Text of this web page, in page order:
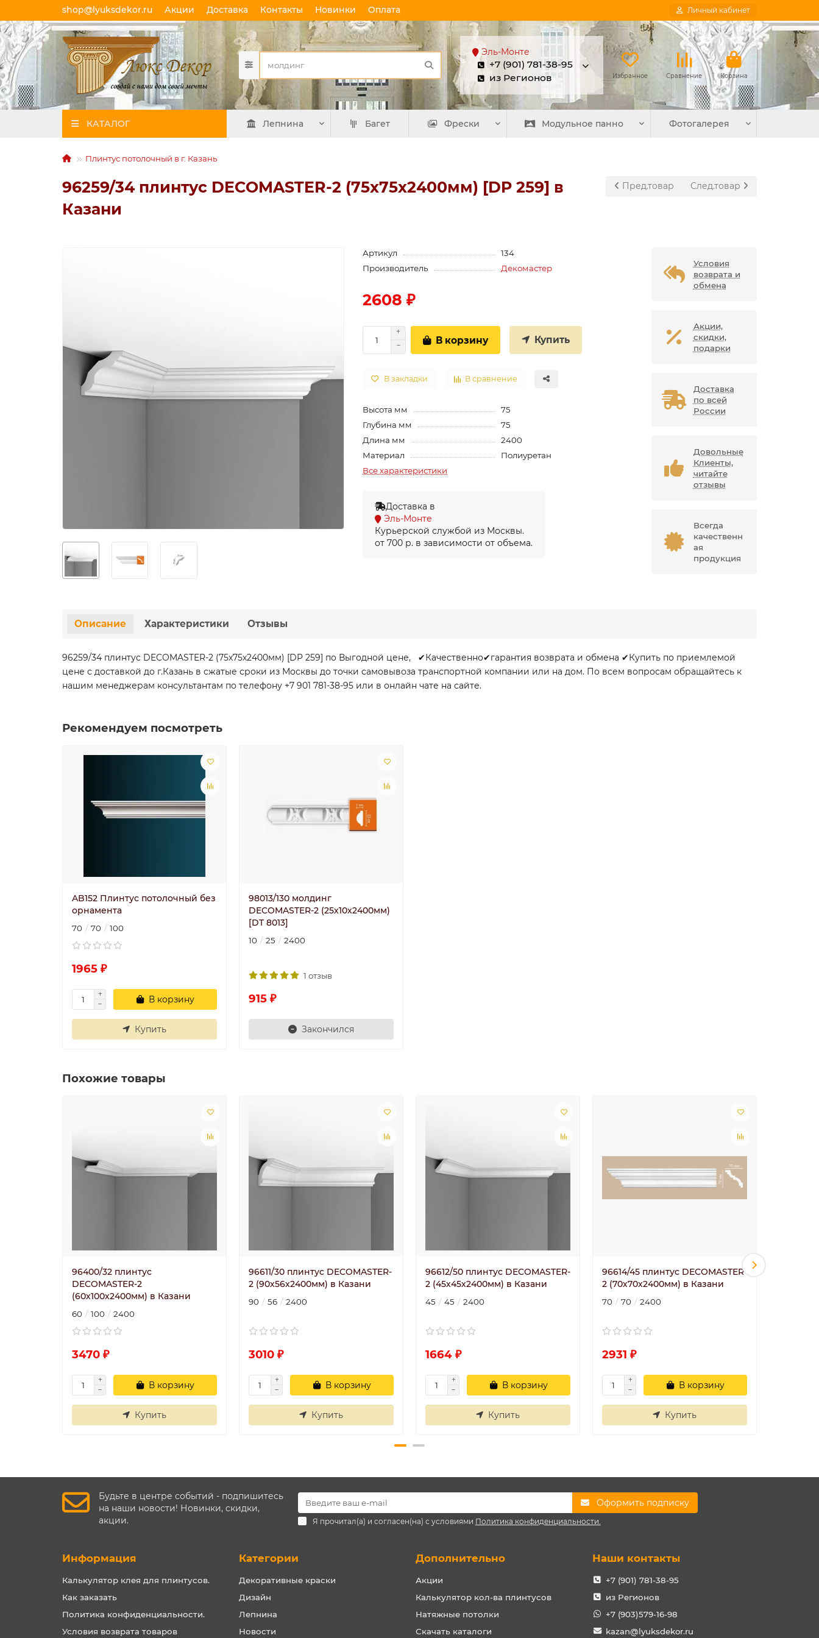
shop@lyuksdekor.ru Акции Доставка Контакты Новинки Оплата Личный кабинет
Эль-Монте
+7 (901) 781-38-95
из Регионов
Избранное Сравнение Корзина
КАТАЛОГ Лепнина Багет Фрески Модульное панно Фотогалерея
Плинтус потолочный в г. Казань
Пред.товар След.товар
96259/34 плинтус DECOMASTER-2 (75х75х2400мм) [DP 259] в
Казани
Артикул
134
Производитель
Декомастер
2608 ₽
В корзину Купить
В закладки В сравнение
Высота мм
75
Глубина мм
75
Длина мм
2400
Материал
Полиуретан
Все характеристики
Доставка в
Эль-Монте
Курьерской службой из Москвы.
от 700 р. в зависимости от объема.
Условия
возврата и
обмена
Акции,
скидки,
подарки
Доставка
по всей
России
Довольные
Клиенты,
читайте
отзывы
Всегда
качественн
ая
продукция
Описание Характеристики Отзывы
96259/34 плинтус DECOMASTER-2 (75х75х2400мм) [DP 259] по Выгодной цене, ✔Качественно✔гарантия возврата и обмена ✔Купить по приемлемой
цене с доставкой до г.Казань в сжатые сроки из Москвы до точки самовывоза транспортной компании или на дом. По всем вопросам обращайтесь к
нашим менеджерам консультантам по телефону +7 901 781-38-95 или в онлайн чате на сайте.
Рекомендуем посмотреть
AB152 Плинтус потолочный без
орнамента
70 70 100
1965 ₽
В корзину
Купить
98013/130 молдинг
DECOMASTER-2 (25х10х2400мм)
[DT 8013]
10 25 2400
1 отзыв
915 ₽
Закончился
Похожие товары
96400/32 плинтус
DECOMASTER-2
(60х100х2400мм) в Казани
60 100 2400
3470 ₽
В корзину
Купить
96611/30 плинтус DECOMASTER-
2 (90х56х2400мм) в Казани
90 56 2400
3010 ₽
В корзину
Купить
96612/50 плинтус DECOMASTER-
2 (45х45х2400мм) в Казани
45 45 2400
1664 ₽
В корзину
Купить
96614/45 плинтус DECOMASTER-
2 (70х70х2400мм) в Казани
70 70 2400
2931 ₽
В корзину
Купить
Будьте в центре событий - подпишитесь
на наши новости! Новинки, скидки,
акции.
Оформить подписку
Я прочитал(а) и согласен(на) с условиями Политика конфиденциальности.
Информация
Калькулятор клея для плинтусов.
Как заказать
Политика конфиденциальности.
Условия возврата товаров
Категории
Декоративные краски
Дизайн
Лепнина
Новости
Дополнительно
Акции
Калькулятор кол-ва плинтусов
Натяжные потолки
Скачать каталоги
Наши контакты
+7 (901) 781-38-95
из Регионов
+7 (903)579-16-98
kazan@lyuksdekor.ru